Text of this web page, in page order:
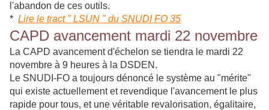
l'abandon de ces outils.
* Lire le tract " LSUN " du SNUDI FO 35
CAPD avancement mardi 22 novembre
La CAPD avancement d'échelon se tiendra le mardi 22
novembre à 9 heures à la DSDEN.
Le SNUDI-FO a toujours dénoncé le système au "mérite"
qui existe actuellement et revendique l'avancement le plus
rapide pour tous, et une véritable revalorisation, égalitaire,